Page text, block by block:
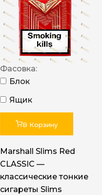
Фасовка:
Блок
Ящик
В Корзину
Marshall Slims Red
CLASSIC —
классические тонкие
сигареты Slims